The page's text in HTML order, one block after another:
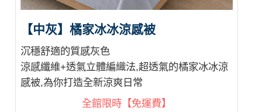
【中灰】橘家冰冰涼感被
沉穩舒適的質感灰色
涼感纖維+透氣立體編織法,超透氣的橘家冰冰涼
感被,為你打造全新涼爽日常
全館限時【免運費】